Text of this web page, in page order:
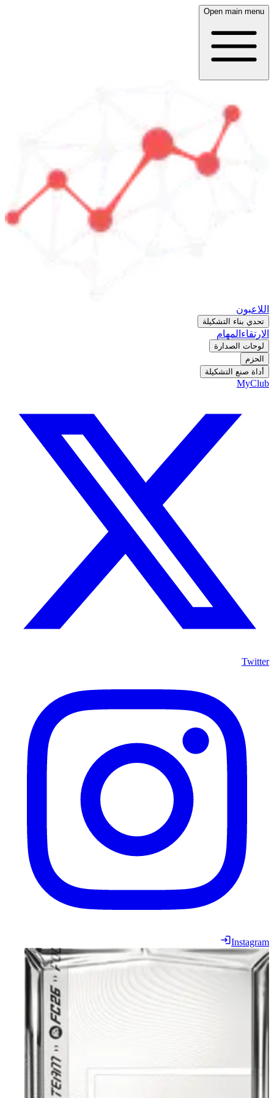
Open main menu
اللاعبون
تحدي بناء التشكيلة
الارتقاء المهام
لوحات الصدارة
الحزم
أداة صنع التشكيلة
MyClub
Twitter
Instagram